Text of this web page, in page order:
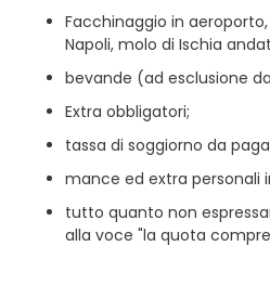
Facchinaggio in
Napoli, molo di Ischia
bevande (ad esclusione
Extra obbligatori;
tassa di soggiorno da
mance ed extra personali
tutto quanto non
alla voce "la quota